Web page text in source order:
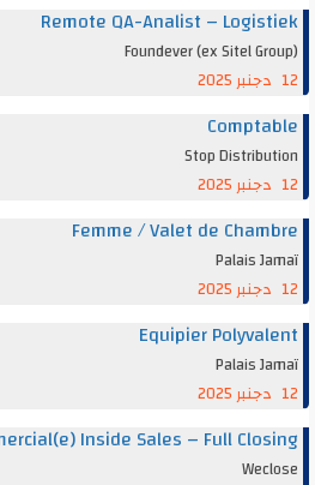
Remote QA-Analist –
Foundever (ex Sitel
Stop
Femme / Valet de
Palais
Equipier
Palais
Commercial(e) Inside Sales – Full